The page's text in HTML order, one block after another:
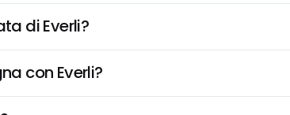
di Everli?
con Everli?